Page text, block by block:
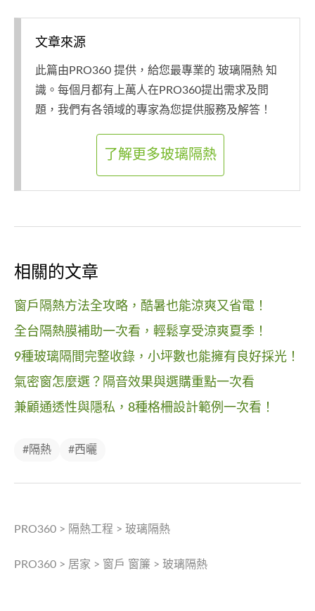
文章來源
此篇由PRO360 提供，給您最專業的 玻璃隔熱 知
識。每個月都有上萬人在PRO360提出需求及問
題，我們有各領域的專家為您提供服務及解答！
了解更多玻璃隔熱
相關的文章
窗戶隔熱方法全攻略，酷暑也能涼爽又省電！
全台隔熱膜補助一次看，輕鬆享受涼爽夏季！
9種玻璃隔間完整收錄，小坪數也能擁有良好採光！
氣密窗怎麼選？隔音效果與選購重點一次看
兼顧通透性與隱私，8種格柵設計範例一次看！
#隔熱 #西曬
PRO360 > 隔熱工程 > 玻璃隔熱
PRO360 > 居家 > 窗戶 窗簾 > 玻璃隔熱